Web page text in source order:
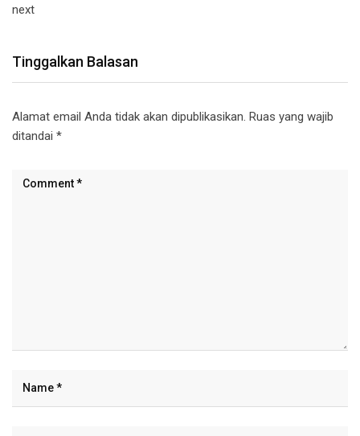
next
Tinggalkan Balasan
Alamat email Anda tidak akan dipublikasikan. Ruas yang wajib
ditandai *